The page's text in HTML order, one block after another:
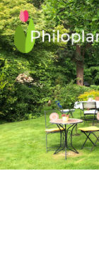
Zum
Inhalt
springen